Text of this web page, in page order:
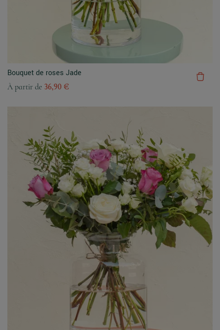
Bouquet de roses Jade
À partir de 36,90 €